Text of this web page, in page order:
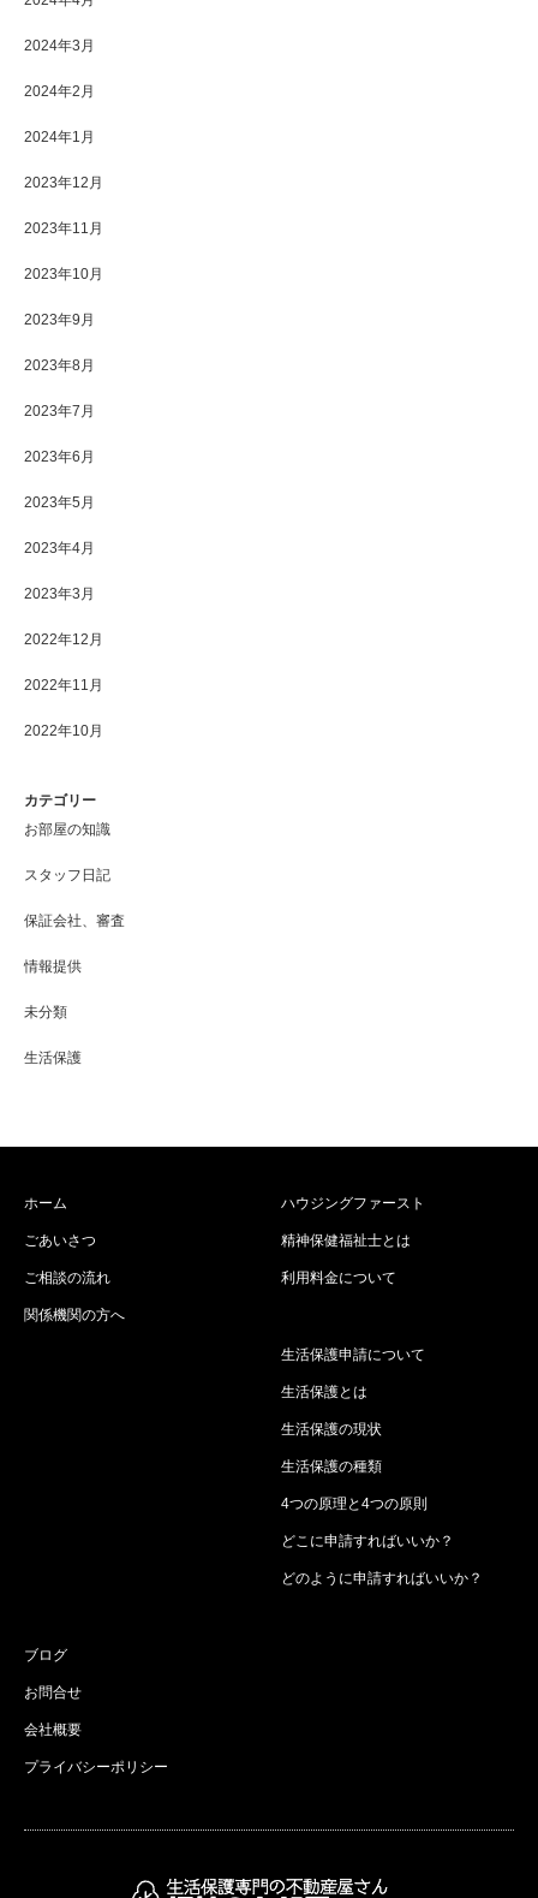
2024年3月
2024年2月
2024年1月
2023年12月
2023年11月
2023年10月
2023年9月
2023年8月
2023年7月
2023年6月
2023年5月
2023年4月
2023年3月
2022年12月
2022年11月
2022年10月
カテゴリー
お部屋の知識
スタッフ日記
保証会社、審査
情報提供
未分類
生活保護
ホーム
ごあいさつ
ご相談の流れ
関係機関の方へ
ハウジングファースト
精神保健福祉士とは
利用料金について
生活保護申請について
生活保護とは
生活保護の現状
生活保護の種類
4つの原理と4つの原則
どこに申請すればいいか？
どのように申請すればいいか？
ブログ
お問合せ
会社概要
プライバシーポリシー